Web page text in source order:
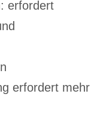
erfordert
erfordert mehr